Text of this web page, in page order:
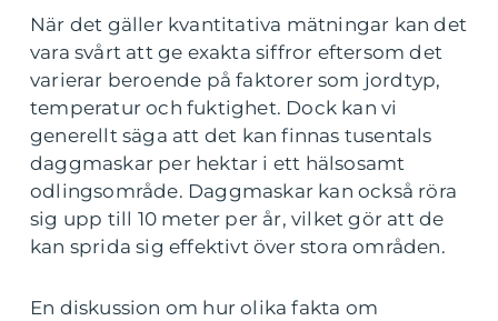
När det gäller kvantitativa mätningar kan det
vara svårt att ge exakta siffror eftersom det
varierar beroende på faktorer som jordtyp,
temperatur och fuktighet. Dock kan vi
generellt säga att det kan finnas tusentals
daggmaskar per hektar i ett hälsosamt
odlingsområde. Daggmaskar kan också röra
sig upp till 10 meter per år, vilket gör att de
kan sprida sig effektivt över stora områden.
En diskussion om hur olika fakta om